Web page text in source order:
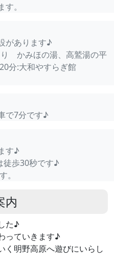
。
があります♪
かみほの湯、高鷲湯の平
分:大和やすらぎ館
で7分です♪
す♪
歩30秒です♪
。
内
た♪
っていきます♪
く明野高原へ遊びにいらし